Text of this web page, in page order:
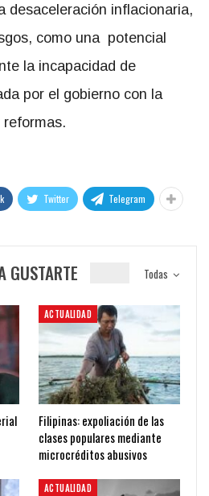
desaceleración inflacionaria,
como una potencial
la incapacidad de
por el gobierno con la
Twitter Telegram
Todas
GUSTARTE
ACTUALIDAD
Filipinas: expoliación de las
clases populares mediante
microcréditos abusivos
ACTUALIDAD